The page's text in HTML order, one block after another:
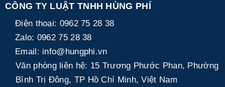
CÔNG TY LUẬT TNHH HÙNG PHÍ
Điện thoại: 0962 75 28 38
Zalo: 0962 75 28 38
Email: info@hungphi.vn
Văn phòng liên hệ: 15 Trương Phước Phan, Phường
Bình Trị Đông, TP Hồ Chí Minh, Việt Nam